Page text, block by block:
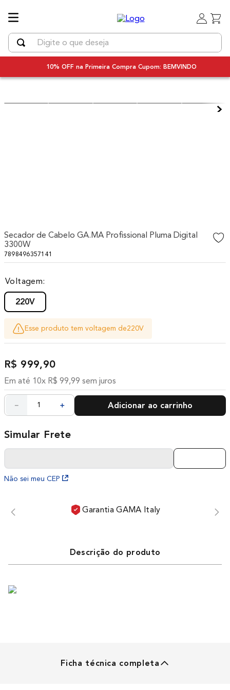
Digite o que deseja
10% OFF na Primeira Compra Cupom: BEMVINDO
Secador de Cabelo GA.MA Profissional Pluma Digital
3300W
7898496357141
Voltagem
220V
Esse produto tem voltagem de220V
R$ 999,90
Em até 10x R$ 99,99 sem juros
＋
－ Adicionar ao carrinho
Não sei meu CEP
Garantia GAMA Italy
Descrição do produto
Ficha técnica completa
TERMOS MAIS BUSCADOS
1º
uniq
10º difusor